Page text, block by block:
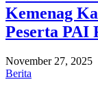
Kemenag
Peserta PAI
November 27, 2025
Berita